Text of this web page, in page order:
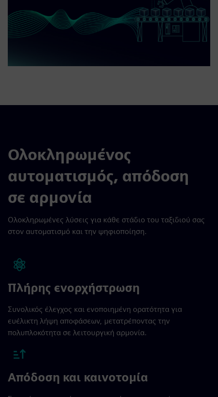
Ολοκληρωμένος
αυτοματισμός, απόδοση
σε αρμονία
Ολοκληρωμένες λύσεις για κάθε στάδιο του ταξιδιού σας
στον αυτοματισμό και την ψηφιοποίηση.
Πλήρης ενορχήστρωση
Συνολικός έλεγχος και ενοποιημένη ορατότητα για
ευέλικτη λήψη αποφάσεων, μετατρέποντας την
πολυπλοκότητα σε λειτουργική αρμονία.
Απόδοση και καινοτομία